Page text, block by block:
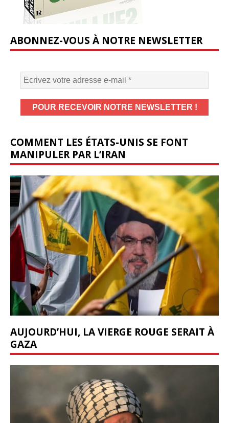
ABONNEZ-VOUS À NOTRE NEWSLETTER
COMMENT LES ÉTATS-UNIS SE FONT
MANIPULER PAR L’IRAN
AUJOURD’HUI, LA VIERGE ROUGE SERAIT À
GAZA